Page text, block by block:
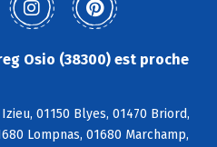
Osio (38300) est proche
01150 Blyes, 01470 Briord,
Lompnas, 01680 Marchamp,